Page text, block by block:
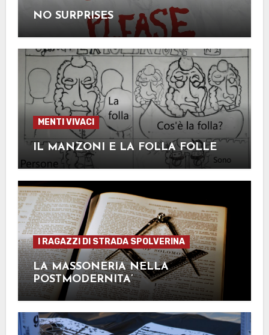
NO SURPRISES
MENTI VIVACI
IL MANZONI E LA FOLLA FOLLE
I RAGAZZI DI STRADA SPOLVERINA
LA MASSONERIA NELLA
POSTMODERNITA’